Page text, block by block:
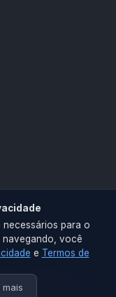
reservados.
necessários para o
você
e Termos de
mais